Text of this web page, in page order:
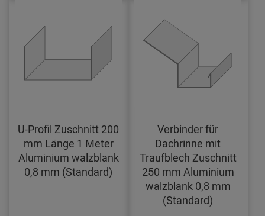
U-Profil Zuschnitt 200
mm Länge 1 Meter
Aluminium walzblank
0,8 mm (Standard)
Verbinder für
Dachrinne mit
Traufblech Zuschnitt
250 mm Aluminium
walzblank 0,8 mm
(Standard)